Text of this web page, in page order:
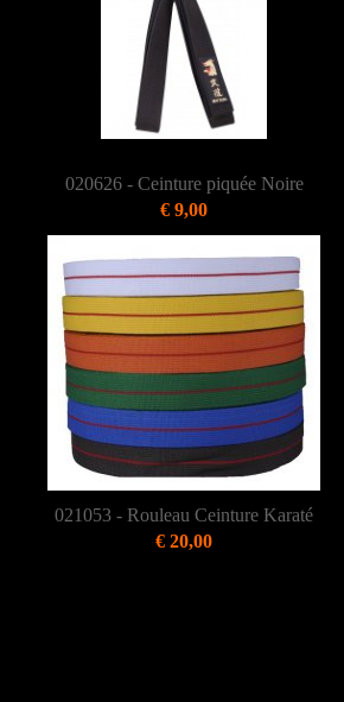
020626 - Ceinture piquée Noire
€ 9,00
021053 - Rouleau Ceinture Karaté
€ 20,00